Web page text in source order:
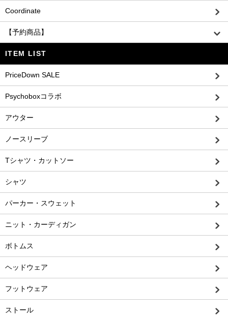
Coordinate
【予約商品】
ITEM LIST
PriceDown SALE
Psychoboxコラボ
アウター
ノースリーブ
Tシャツ・カットソー
シャツ
パーカー・スウェット
ニット・カーディガン
ボトムス
ヘッドウェア
フットウェア
ストール